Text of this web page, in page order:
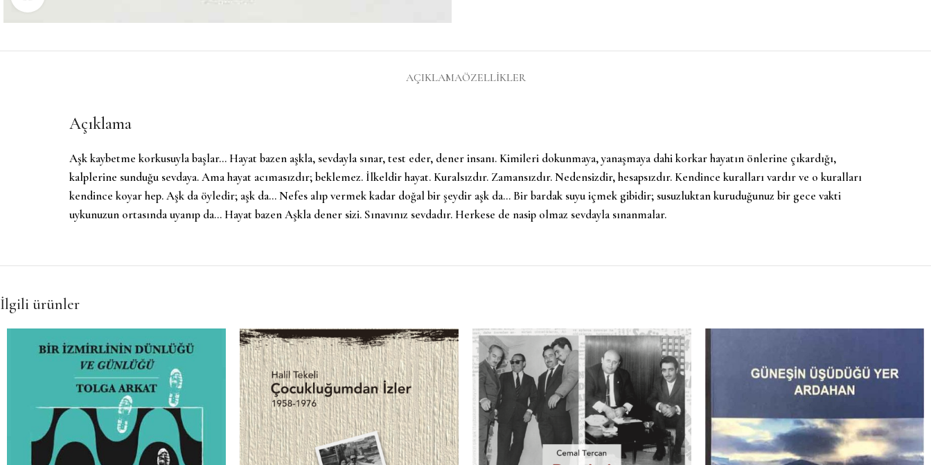
AÇIKLAMAÖZELLIKLER
Açıklama
Aşk kaybetme korkusuyla başlar… Hayat bazen aşkla, sevdayla sınar, test eder, dener insanı. Kimileri dokunmaya, yanaşmaya dahi korkar hayatın önlerine çıkardığı,
kalplerine sunduğu sevdaya. Ama hayat acımasızdır; beklemez. İlkeldir hayat. Kuralsızdır. Zamansızdır. Nedensizdir, hesapsızdır. Kendince kuralları vardır ve o kuralları
kendince koyar hep. Aşk da öyledir; aşk da… Nefes alıp vermek kadar doğal bir şeydir aşk da… Bir bardak suyu içmek gibidir; susuzluktan kuruduğunuz bir gece vakti
uykunuzun ortasında uyanıp da… Hayat bazen Aşkla dener sizi. Sınavınız sevdadır. Herkese de nasip olmaz sevdayla sınanmalar.
İlgili ürünler